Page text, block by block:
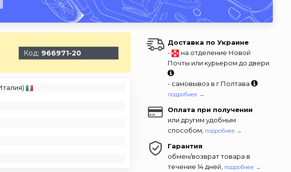
Код: 966971-20
Доставка по Украине
-
на отделение Новой
Почты или курьером до двери
- самовывоз в г.Полтава
подробнее →
Оплата при получении
или другим удобным
способом, подробнее →
Гарантия
обмен/возврат товара в
течение 14 дней, подробнее →